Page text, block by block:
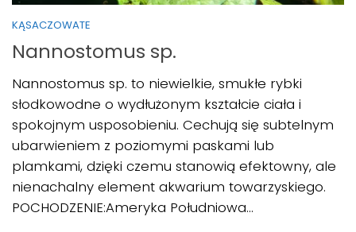
KĄSACZOWATE
Nannostomus sp.
Nannostomus sp. to niewielkie, smukłe rybki
słodkowodne o wydłużonym kształcie ciała i
spokojnym usposobieniu. Cechują się subtelnym
ubarwieniem z poziomymi paskami lub
plamkami, dzięki czemu stanowią efektowny, ale
nienachalny element akwarium towarzyskiego.
POCHODZENIE:Ameryka Południowa...